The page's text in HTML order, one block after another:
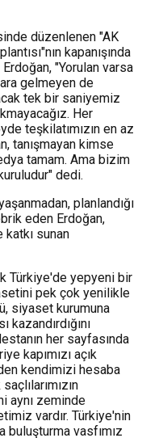
düzenlenen "AK
kapanışında
"Yorulan varsa
gelmeyen de
tek bir saniyemiz
Her
teşkilatımızın en az
tanışmayan kimse
tamam. Ama bizim
dedi.
planlandığı
eden Erdoğan,
sunan
Türkiye'de yepyeni bir
pek çok yenilikle
siyaset kurumuna
her sayfasında
kapımızı açık
kendimizi hesaba
aynı zeminde
vardır. Türkiye'nin
buluşturma vasfımız